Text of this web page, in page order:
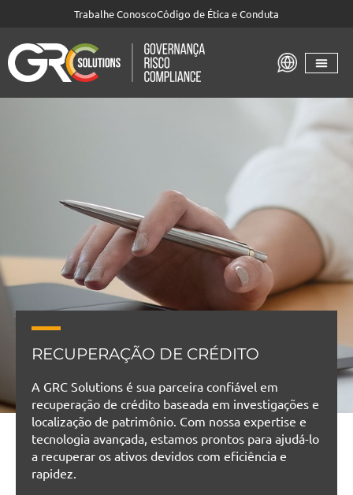
Trabalhe ConoscoCódigo de Ética e Conduta
RECUPERAÇÃO DE CRÉDITO
A GRC Solutions é sua parceira confiável em
recuperação de crédito baseada em investigações e
localização de patrimônio. Com nossa expertise e
tecnologia avançada, estamos prontos para ajudá-lo
a recuperar os ativos devidos com eficiência e
rapidez.